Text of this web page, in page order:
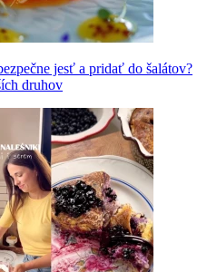
jesť a pridať do šalátov?
druhov